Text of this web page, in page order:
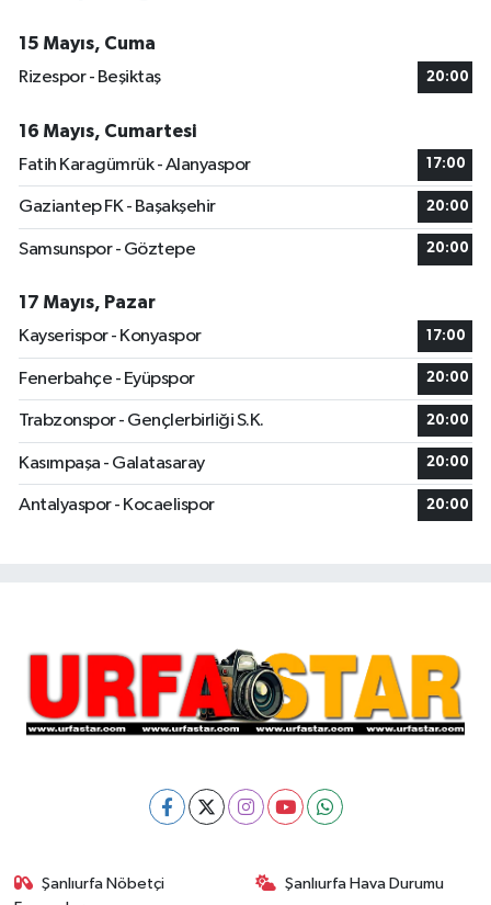
15 Mayıs, Cuma
Rizespor - Beşiktaş
20:00
16 Mayıs, Cumartesi
Fatih Karagümrük - Alanyaspor
17:00
Gaziantep FK - Başakşehir 20:00
Samsunspor - Göztepe 20:00
17 Mayıs, Pazar
Kayserispor - Konyaspor
17:00
Fenerbahçe - Eyüpspor 20:00
Trabzonspor - Gençlerbirliği S.K. 20:00
Kasımpaşa - Galatasaray 20:00
Antalyaspor - Kocaelispor 20:00
Şanlıurfa Nöbetçi
Şanlıurfa Hava Durumu